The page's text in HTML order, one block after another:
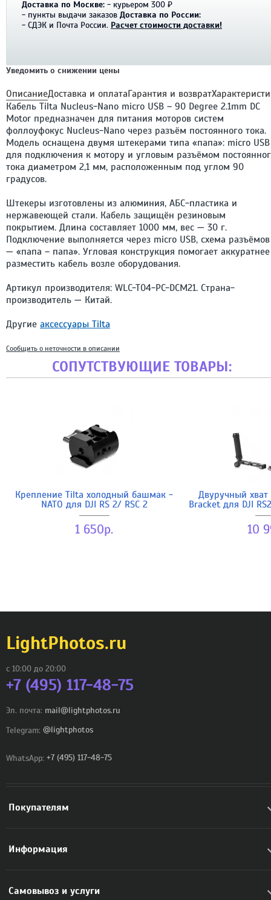
Доставка по Москве: - курьером 300 ₽
- пункты выдачи заказов Доставка по России:
- СДЭК и Почта России. Расчет стоимости доставки!
Уведомить о снижении цены
ОписаниеДоставка и оплатаГарантия и возврат
Кабель Tilta Nucleus-Nano micro USB – 90 Degree 2.1mm DC
Motor предназначен для питания моторов систем
фоллоуфокус Nucleus-Nano через разъём постоянного тока.
Модель оснащена двумя штекерами типа «папа»: micro USB
для подключения к мотору и угловым разъёмом
тока диаметром 2,1 мм, расположенным под углом 90
градусов.
Штекеры изготовлены из алюминия, АБС-пластика и
нержавеющей стали. Кабель защищён резиновым
покрытием. Длина составляет 1000 мм, вес — 30 г.
Подключение выполняется через micro USB, схема разъёмов
— «папа – папа». Угловая конструкция помогает аккуратнее
разместить кабель возле оборудования.
Артикул производителя: WLC-T04-PC-DCM21. Страна-
производитель — Китай.
Другие аксессуары Tilta
Сообщить о неточности в описании
СОПУТСТВУЮЩИЕ ТОВАРЫ:
Крепление Tilta холодный башмак -
NATO для DJI RS 2/ RSC 2
1 650р.
Двуручный
Bracket для DJI
10
LightPhotos.ru
с 10:00 до 20:00
+7 (495) 117-48-75
Эл. почта: mail@lightphotos.ru
Telegram: @lightphotos
WhatsApp: +7 (495) 117-48-75
Покупателям
Информация
Самовывоз и услуги